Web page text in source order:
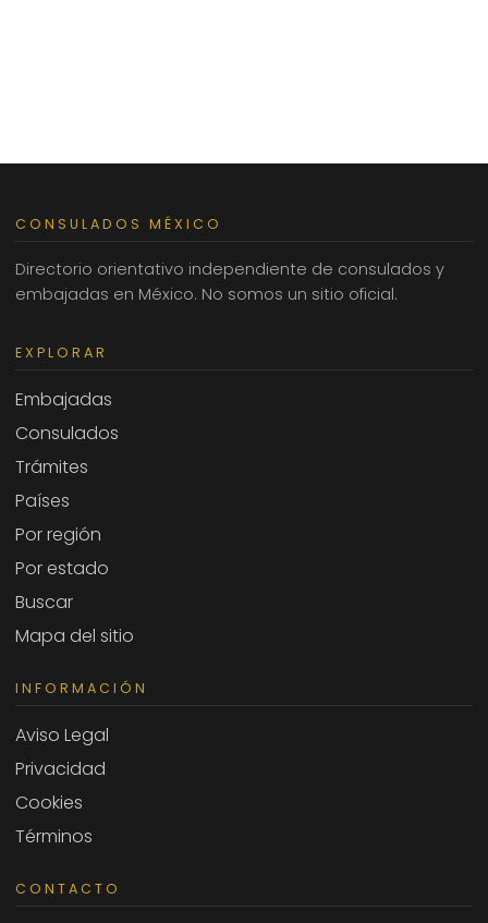
CONSULADOS MÉXICO
Directorio orientativo independiente de consulados y
embajadas en México. No somos un sitio oficial.
EXPLORAR
Embajadas
Consulados
Trámites
Países
Por región
Por estado
Buscar
Mapa del sitio
INFORMACIÓN
Aviso Legal
Privacidad
Cookies
Términos
CONTACTO